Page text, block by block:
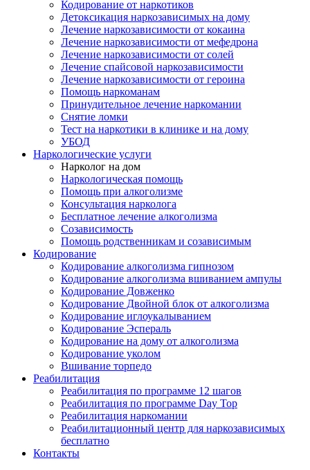
Кодирование от наркотиков
Детоксикация наркозависимых на дому
Лечение наркозависимости от кокаина
Лечение наркозависимости от мефедрона
Лечение наркозависимости от солей
Лечение спайсовой наркозависимости
Лечение наркозависимости от героина
Помощь наркоманам
Принудительное лечение наркомании
Снятие ломки
Тест на наркотики в клинике и на дому
УБОД
Наркологические услуги
Нарколог на дом
Наркологическая помощь
Помощь при алкоголизме
Консультация нарколога
Бесплатное лечение алкоголизма
Созависимость
Помощь родственникам и созависимым
Кодирование
Кодирование алкоголизма гипнозом
Кодирование алкоголизма вшиванием ампулы
Кодирование Довженко
Кодирование Двойной блок от алкоголизма
Кодирование иглоукалыванием
Кодирование Эспераль
Кодирование на дому от алкоголизма
Кодирование уколом
Вшивание торпедо
Реабилитация
Реабилитация по программе 12 шагов
Реабилитация по программе Day Top
Реабилитация наркомании
Реабилитационный центр для наркозависимых
бесплатно
Контакты